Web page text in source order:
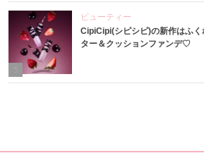
ビューティー
CipiCipi(シピシピ)の新作はふ
ター＆クッションファンデ♡